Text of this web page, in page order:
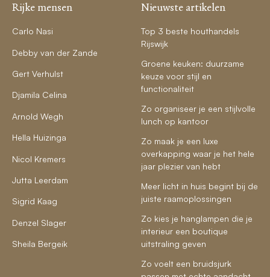
Rijke mensen
Carlo Nasi
Debby van der Zande
Gert Verhulst
Djamila Celina
Arnold Wegh
Hella Huizinga
Nicol Kremers
Jutta Leerdam
Sigrid Kaag
Denzel Slager
Sheila Bergeik
Nieuwste artikelen
Top 3 beste houthandels
Rijswijk
Groene keuken: duurzame
keuze voor stijl en
functionaliteit
Zo organiseer je een stijlvolle
lunch op kantoor
Zo maak je een luxe
overkapping waar je het hele
jaar plezier van hebt
Meer licht in huis begint bij de
juiste raamoplossingen
Zo kies je hanglampen die je
interieur een boutique
uitstraling geven
Zo voelt een bruidsjurk